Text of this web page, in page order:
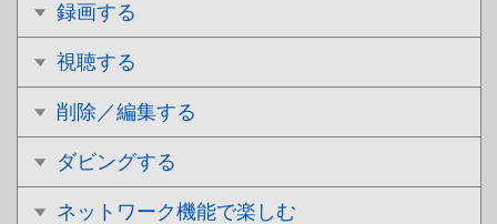
録画する
視聴する
削除／編集する
ダビングする
ネットワーク機能で楽しむ